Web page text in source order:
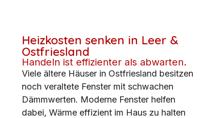
Heizkosten senken in Leer &
Ostfriesland
Handeln ist effizienter als abwarten.
Viele ältere Häuser in Ostfriesland besitzen
noch veraltete Fenster mit schwachen
Dämmwerten. Moderne Fenster helfen
dabei, Wärme effizient im Haus zu halten